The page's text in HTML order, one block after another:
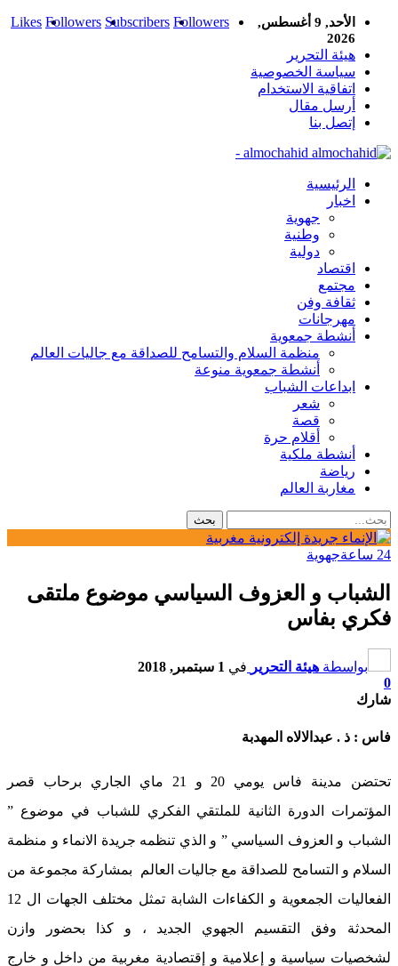
Likes Followers Subscribers Followers
الأحد, 9 أغسطس,
2026
هيئة التحرير
سياسة الخصوصية
اتفاقية الاستخدام
أرسل مقال
إتصل بنا
almochahid -
الرئيسية
اخبار
جهوية
وطنية
دولية
اقتصاد
مجتمع
ثقافة وفن
مهرجانات
أنشطة جمعوية
منظمة السلام والتسامح للصداقة مع جاليات العالم
أنشطة جمعوية منوعة
ابداعات الشباب
شعر
قصة
أقلام حرة
أنشطة ملكية
رياضة
مغاربة العالم
24 ساعة جهوية
الشباب و العزوف السياسي موضوع ملتقى
فكري بفاس
بواسطة هيئة التحرير في 1 سبتمبر, 2018
0
شارك
فاس : ذ . عبدالالاه المهدبة
تحتضن مدينة فاس يومي 20 و 21 ماي الجاري برحاب قصر
المؤتمرات الدورة الثانية للملتقي الفكري للشباب في موضوع ”
الشباب و العزوف السياسي ” و الذي تنظمه جريدة الانماء و منظمة
السلام و التسامح للصداقة مع جاليات العالم بمشاركة مجموعة من
الفعاليات الجمعوية و الكفاءات الشابة تمثل مختلف الجهات ال 12
المحدثة وفق التقسيم الجهوي الجديد ، و كذا بحضور وازن
لشخصيات سياسية و إعلامية و إقتصادية مغربية من داخل و خارج